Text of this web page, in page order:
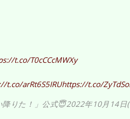
t.co/T0cCCcMWXy
t.co/arRt6S5IRUhttps://t.co/
りた！」公式😇2022年10月14日